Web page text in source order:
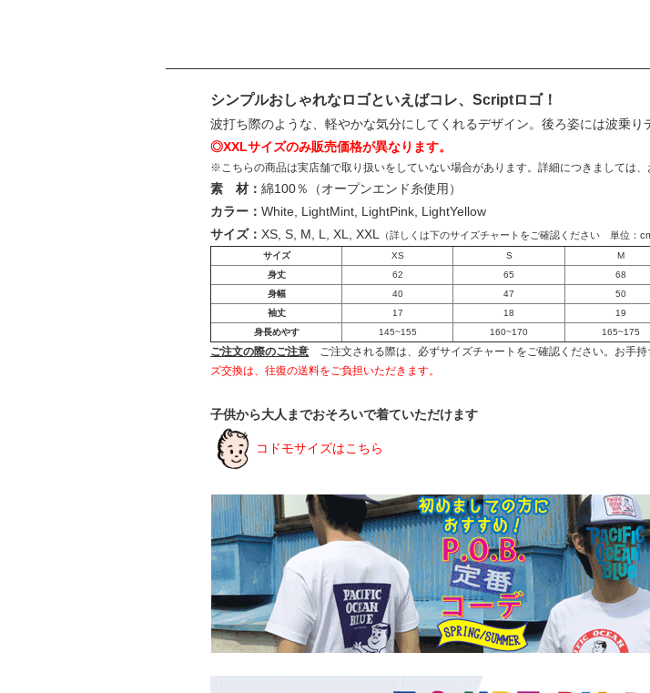
シンプルおしゃれなロゴといえばコレ、Scriptロゴ！
波打ち際のような、軽やかな気分にしてくれるデザイン。後ろ姿には波乗り
◎XXLサイズのみ販売価格が異なります。
※こちらの商品は実店舗で取り扱いをしていない場合があります。詳細につきましては
素 材： 綿100％（オープンエンド糸使用）
カラー： White, LightMint, LightPink, LightYellow
サイズ： XS, S, M, L, XL, XXL （詳しくは下のサイズチャートをご確認ください 単位：cm
サイズ XS S M
身丈
62 65 68
身幅
40 47 50
袖丈
17 18 19
身長めやす
145~155 160~170 165~175
ご注文の際のご注意 ご注文される際は、必ずサイズチャートをご確認ください。お手
ズ交換は、往復の送料をご負担いただきます。
子供から大人までおそろいで着ていただけます
コドモサイズはこちら